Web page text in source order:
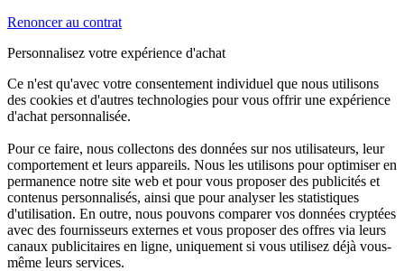
Renoncer au contrat
Personnalisez votre expérience d'achat
Ce n'est qu'avec votre consentement individuel que nous utilisons
des cookies et d'autres technologies pour vous offrir une expérience
d'achat personnalisée.
Pour ce faire, nous collectons des données sur nos utilisateurs, leur
comportement et leurs appareils. Nous les utilisons pour optimiser en
permanence notre site web et pour vous proposer des publicités et
contenus personnalisés, ainsi que pour analyser les statistiques
d'utilisation. En outre, nous pouvons comparer vos données cryptées
avec des fournisseurs externes et vous proposer des offres via leurs
canaux publicitaires en ligne, uniquement si vous utilisez déjà vous-
même leurs services.